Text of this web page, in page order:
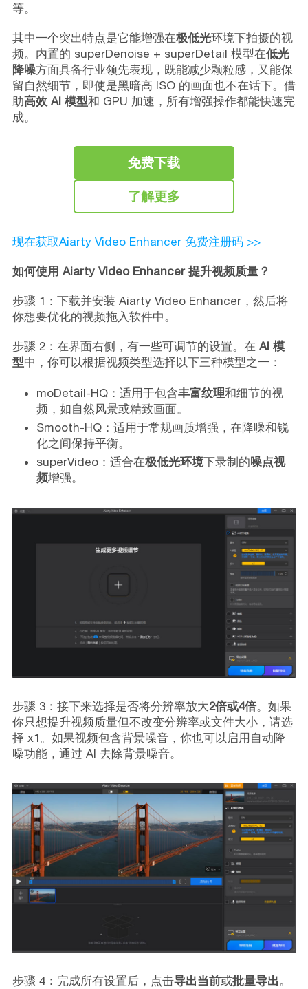
等。
其中一个突出特点是它能增强在极低光环境下拍摄的视
频。内置的 superDenoise + superDetail 模型在低光
降噪方面具备行业领先表现，既能减少颗粒感，又能保
留自然细节，即使是黑暗高 ISO 的画面也不在话下。借
助高效 AI 模型和 GPU 加速，所有增强操作都能快速完
成。
免费下载
了解更多
现在获取Aiarty Video Enhancer 免费注册码 >>
如何使用 Aiarty Video Enhancer 提升视频质量？
步骤 1：下载并安装 Aiarty Video Enhancer，然后将
你想要优化的视频拖入软件中。
步骤 2：在界面右侧，有一些可调节的设置。在 AI 模
型中，你可以根据视频类型选择以下三种模型之一：
moDetail-HQ：适用于包含丰富纹理和细节的视
频，如自然风景或精致画面。
Smooth-HQ：适用于常规画质增强，在降噪和锐
化之间保持平衡。
superVideo：适合在极低光环境下录制的噪点视
频增强。
步骤 3：接下来选择是否将分辨率放大2倍或4倍。如果
你只想提升视频质量但不改变分辨率或文件大小，请选
择 x1。如果视频包含背景噪音，你也可以启用自动降
噪功能，通过 AI 去除背景噪音。
步骤 4：完成所有设置后，点击导出当前或批量导出。